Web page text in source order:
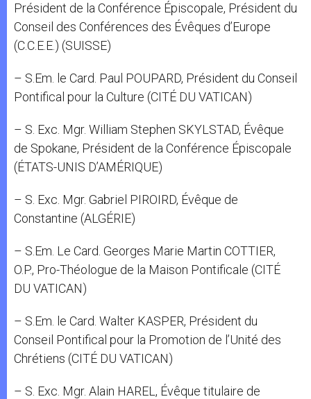
Président de la Conférence Épiscopale, Président du
Conseil des Conférences des Évêques d’Europe
(C.C.E.E.) (SUISSE)
– S.Em. le Card. Paul POUPARD, Président du Conseil
Pontifical pour la Culture (CITÉ DU VATICAN)
– S. Exc. Mgr. William Stephen SKYLSTAD, Évêque
de Spokane, Président de la Conférence Épiscopale
(ÉTATS-UNIS D’AMÉRIQUE)
– S. Exc. Mgr. Gabriel PIROIRD, Évêque de
Constantine (ALGÉRIE)
– S.Em. Le Card. Georges Marie Martin COTTIER,
O.P., Pro-Théologue de la Maison Pontificale (CITÉ
DU VATICAN)
– S.Em. le Card. Walter KASPER, Président du
Conseil Pontifical pour la Promotion de l’Unité des
Chrétiens (CITÉ DU VATICAN)
– S. Exc. Mgr. Alain HAREL, Évêque titulaire de